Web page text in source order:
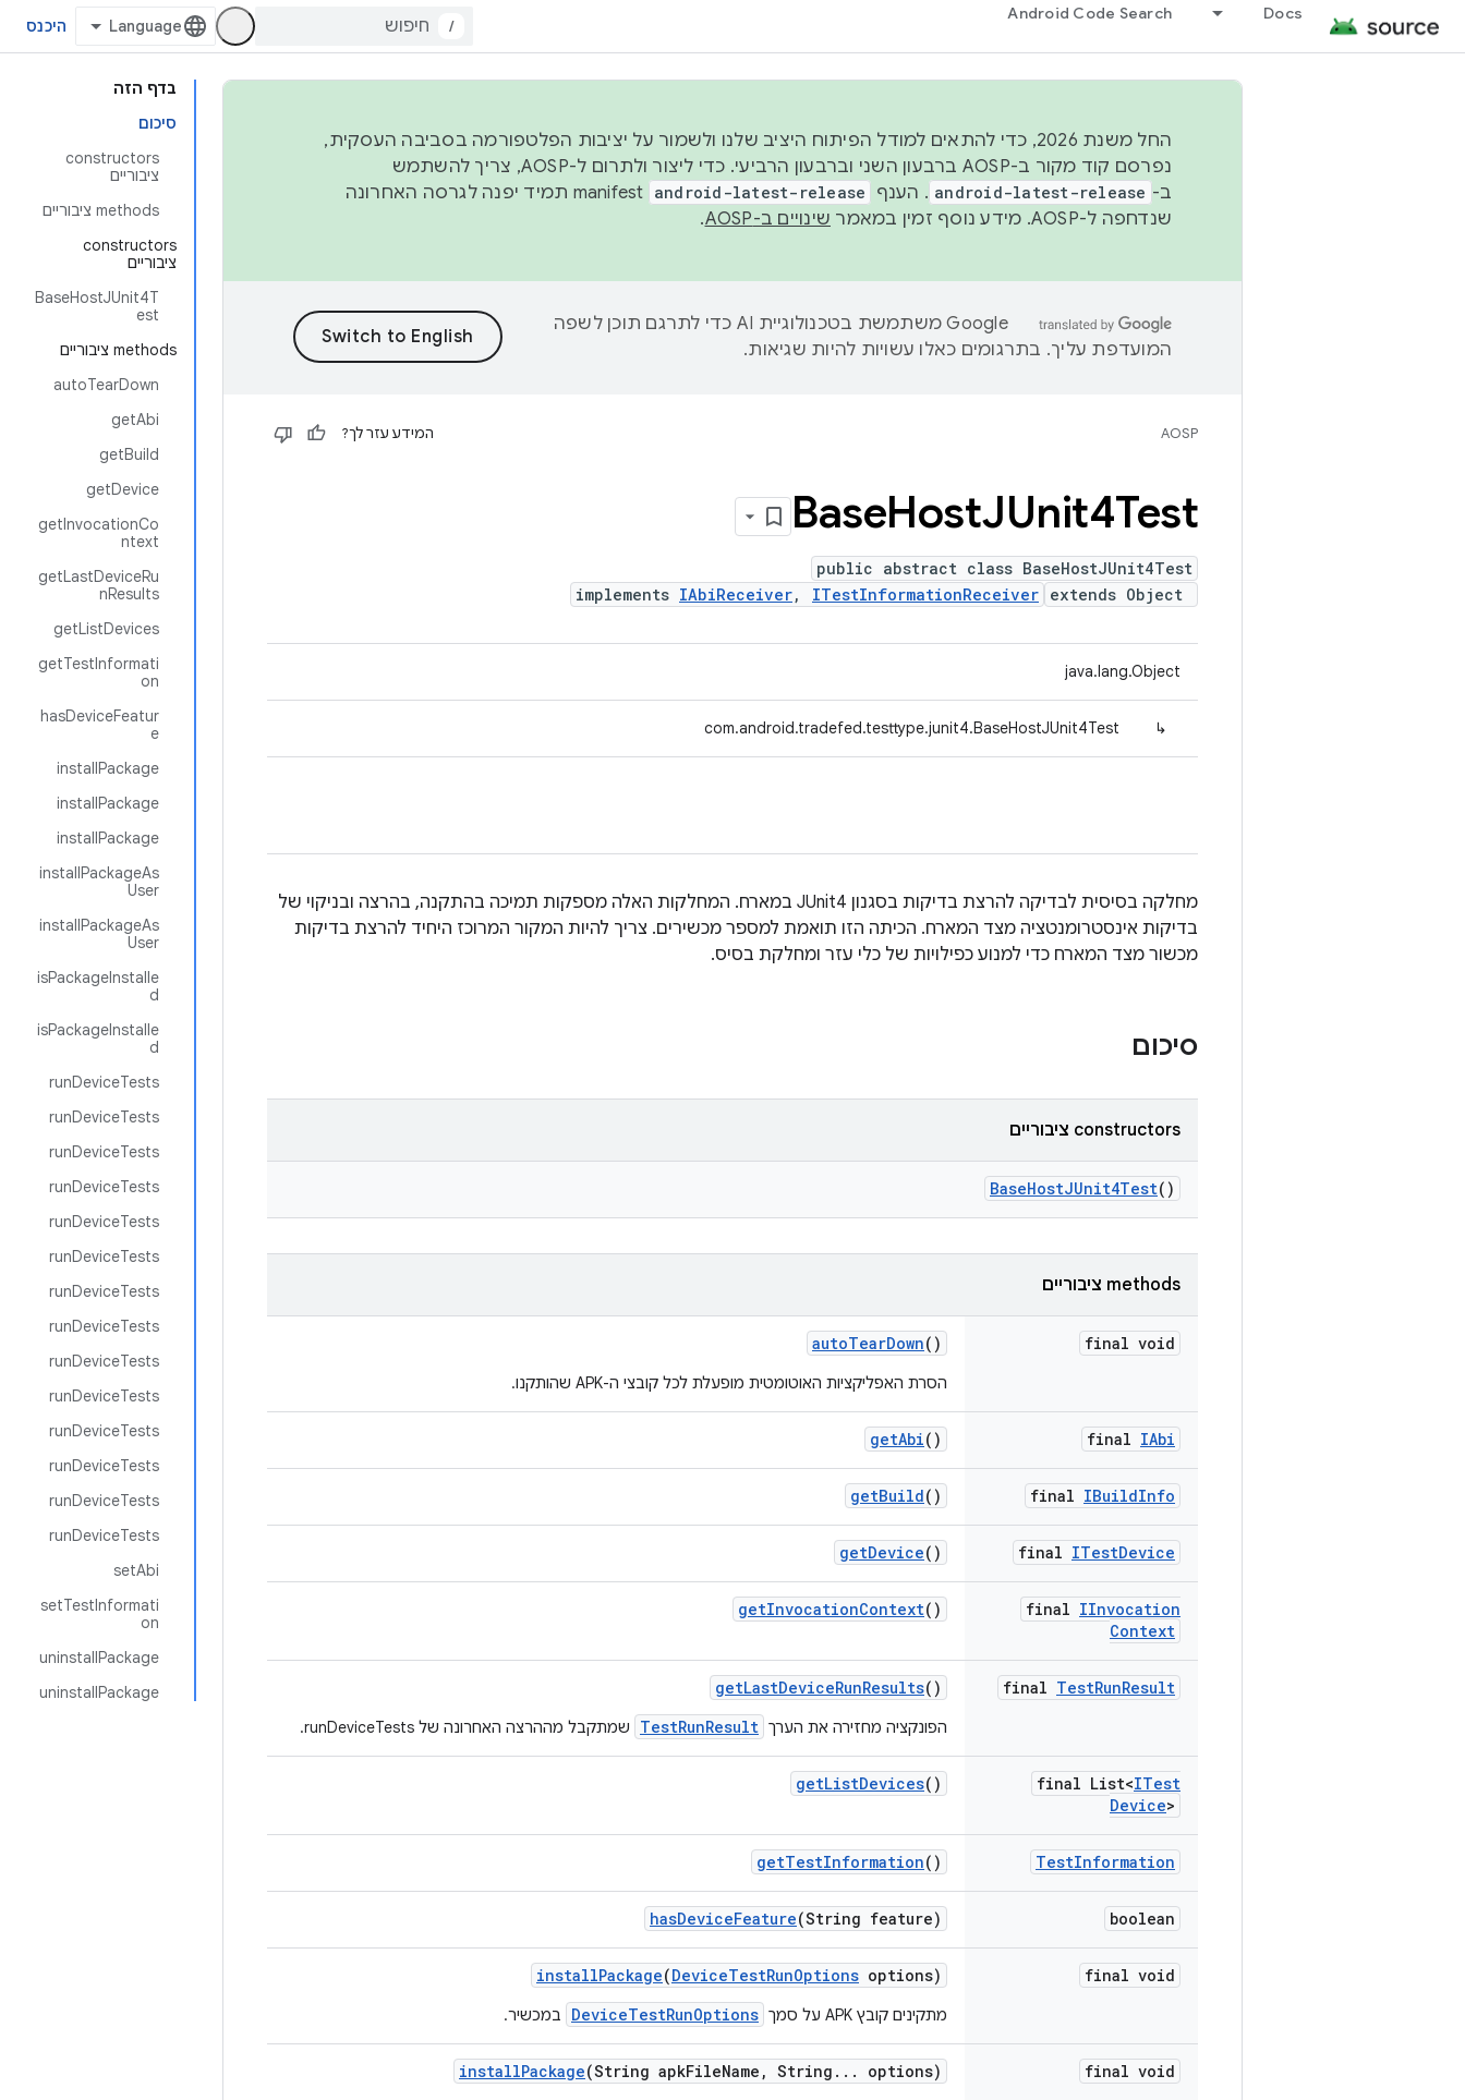
Docs
Android Code Search
/ היכנס
בדף הזה
סיכום
‫constructors
ציבוריים
‫methods ציבוריים
‫constructors
ציבוריים
BaseHostJUnit4T
est
‫methods ציבוריים
autoTearDown
getAbi
getBuild
getDevice
getInvocationCo
ntext
getLastDeviceRu
nResults
getListDevices
getTestInformati
on
hasDeviceFeatur
e
installPackage
installPackage
installPackage
installPackageAs
User
installPackageAs
User
isPackageInstalle
d
isPackageInstalle
d
runDeviceTests
runDeviceTests
runDeviceTests
runDeviceTests
runDeviceTests
runDeviceTests
runDeviceTests
runDeviceTests
runDeviceTests
runDeviceTests
runDeviceTests
runDeviceTests
runDeviceTests
runDeviceTests
setAbi
setTestInformati
on
uninstallPackage
uninstallPackage
החל משנת 2026, כדי להתאים למודל הפיתוח היציב שלנו ולשמור על יציבות הפלטפורמה בסביבה העסקית,
נפרסם קוד מקור ב-AOSP ברבעון השני וברבעון הרביעי. כדי ליצור ולתרום ל-AOSP, צריך להשתמש
ב- android-latest-release . הענף android-latest-release
manifest תמיד יפנה לגרסה האחרונה
שנדחפה ל-AOSP. מידע נוסף זמין במאמר
שינויים ב-AOSP .
‫Google משתמשת בטכנולוגיית AI כדי לתרגם תוכן לשפה
המועדפת עליך. בתרגומים כאלו עשויות להיות שגיאות.
AOSP המידע עזר לך?
BaseHostJUnit4Test
public abstract class BaseHostJUnit4Test
extends Object
implements IAbiReceiver, ITestInformationReceiver
java.lang.Object
↳
com.android.tradefed.testtype.junit4.BaseHostJUnit4Test
מחלקה בסיסית לבדיקה להרצת בדיקות בסגנון JUnit4 במארח. המחלקות האלה מספקות תמיכה בהתקנה, בהרצה ובניקוי של
בדיקות אינסטרומנטציה מצד המארח. הכיתה הזו תואמת למספר מכשירים. צריך להיות המקור המרוכז היחיד להרצת בדיקות
מכשור מצד המארח כדי למנוע כפילויות של כלי עזר ומחלקת בסיס.
סיכום
‫constructors ציבוריים
BaseHostJUnit4Test()
‫methods ציבוריים
final void
autoTearDown()
הסרת האפליקציות האוטומטית מופעלת לכל קובצי ה-APK שהותקנו.
final IAbi
getAbi()
final IBuildInfo
getBuild()
final ITestDevice
getDevice()
final IInvocation
Context
getInvocationContext()
final TestRunResult
getLastDeviceRunResults()
הפונקציה מחזירה את הערך TestRunResult שמתקבל מההרצה האחרונה של runDeviceTests.
final List<ITest
Device>
getListDevices()
TestInformation
getTestInformation()
boolean
hasDeviceFeature(String feature)
final void
installPackage(DeviceTestRunOptions options)
מתקינים קובץ APK על סמך DeviceTestRunOptions במכשיר.
final void
installPackage(String apkFileName , String . . . options)